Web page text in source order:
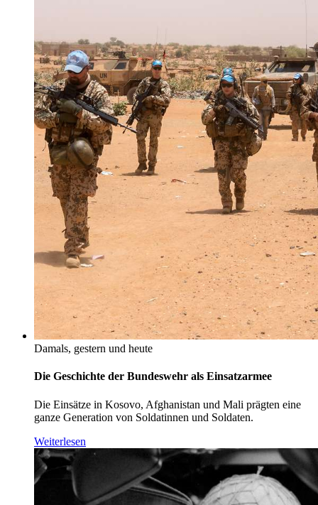
Damals, gestern und heute
Die Geschichte der Bundeswehr als Einsatzarmee
Die Einsätze in Kosovo, Afghanistan und Mali prägten eine
ganze Generation von Soldatinnen und Soldaten.
Weiterlesen